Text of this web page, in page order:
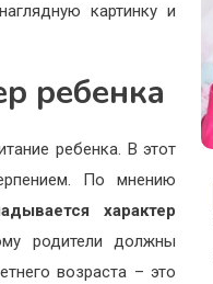
картинку и
ребенка
ребенка. В этот
По мнению
характер
родители должны
возраста – это